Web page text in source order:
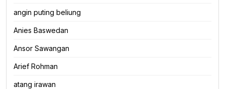
angin puting beliung
Anies Baswedan
Ansor Sawangan
Arief Rohman
atang irawan